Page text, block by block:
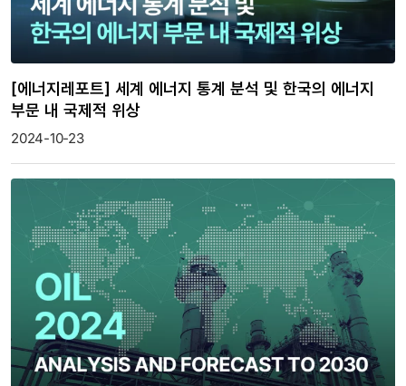
[에너지레포트] 세계 에너지 통계 분석 및 한국의 에너지
부문 내 국제적 위상
2024-10-23